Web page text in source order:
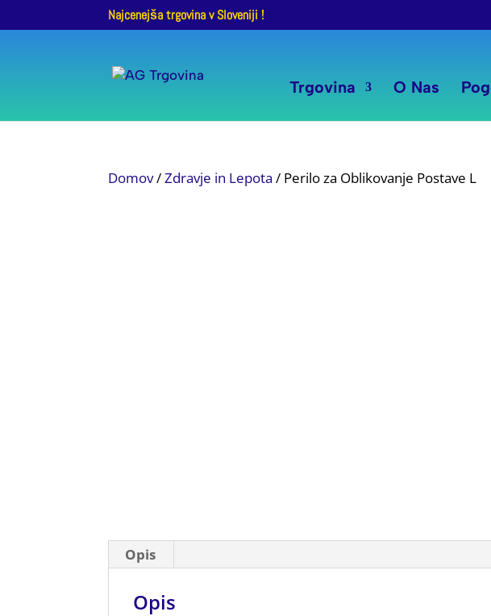
Najcenejša trgovina v Sloveniji !
Trgovina O Nas
Domov/Zdravje in Lepota / Perilo za Oblikovanje Postave L
Opis
Opis